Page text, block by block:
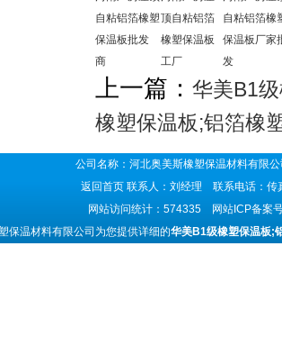
自粘铝箔橡塑
保温板批发
商
顶自粘铝箔
橡塑保温板
工厂
自粘铝箔橡
保温板厂家
发
上一篇： 华美B1
橡塑保温板;铝箔橡
公司名称：河北奥美斯橡塑保温材料有
返回首页 联系人：刘经理 联系电话：
网站访问统计：574335 网站ICP备案
保温材料有限公司为您提供详细的华美B1级橡塑保温板;